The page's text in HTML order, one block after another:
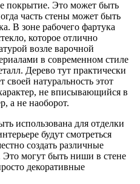
покрытие. Это может быть
часть стены может быть
В зоне рабочего фартука
которое отлично
возле варочной
в современном стиле
Дерево тут практически
своей натуральность этот
не вписывающийся в
а не наоборот.
использована для отделки
будут смотреться
создать различные
Это могут быть ниши в стене
декоративные